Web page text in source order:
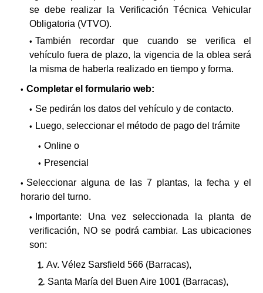
se debe realizar la Verificación Técnica Vehicular
Obligatoria (VTVO).
También recordar que cuando se verifica el
vehículo fuera de plazo, la vigencia de la oblea será
la misma de haberla realizado en tiempo y forma.
Completar el formulario web:
Se pedirán los datos del vehículo y de contacto.
Luego, seleccionar el método de pago del trámite
Online o
Presencial
Seleccionar alguna de las 7 plantas, la fecha y el
horario del turno.
Importante: Una vez seleccionada la planta de
verificación, NO se podrá cambiar. Las ubicaciones
son:
Av. Vélez Sarsfield 566 (Barracas),
Santa María del Buen Aire 1001 (Barracas),